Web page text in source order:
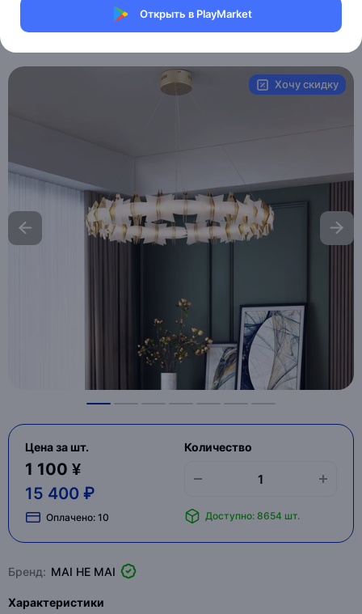
Открыть в PlayMarket
Магазин Table lamps
Хочу скидку
Цена за шт.
1 100 ¥
15 400 ₽
Оплачено: 10
Количество
Доступно: 8654 шт.
Бренд: MAI HE MAI
Характеристики